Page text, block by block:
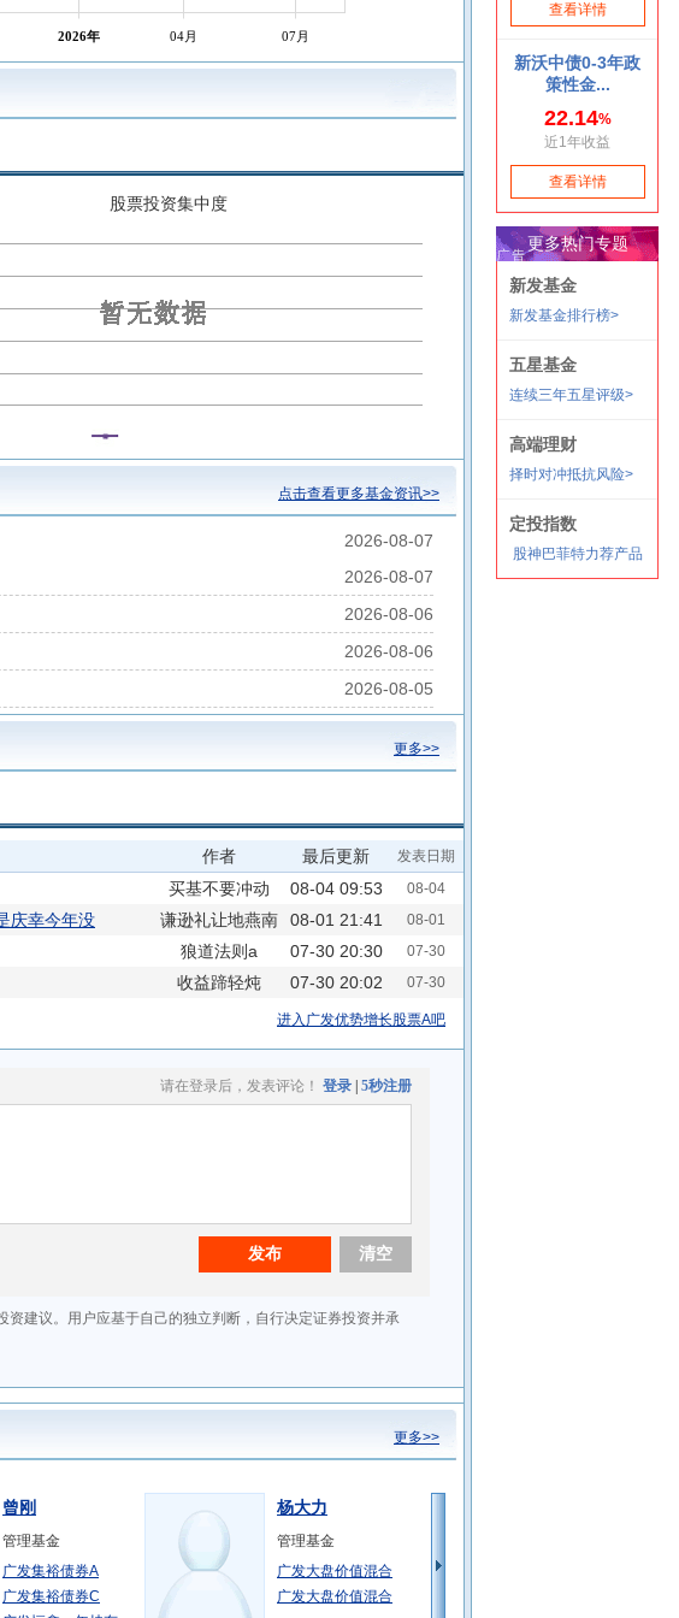
2026年 04月 07月
股票投资集中度
点击查看更多基金资讯>>
2026-08-07
2026-08-07
2026-08-06
2026-08-06
2026-08-05
更多>>
作者 最后更新 发表日期
买基不要冲动 08-04 09:53 08-04
庆幸今年没
谦逊礼让地燕南
天
08-01 21:41 08-01
狼道法则a 07-30 20:30 07-30
收益蹄轻炖 07-30 20:02 07-30
进入广发优势增长股票A吧
更多>>
曾刚
管理基金
广发集裕债券A
广发集裕债券C
杨大力
管理基金
广发大盘价值混合
广发大盘价值混合